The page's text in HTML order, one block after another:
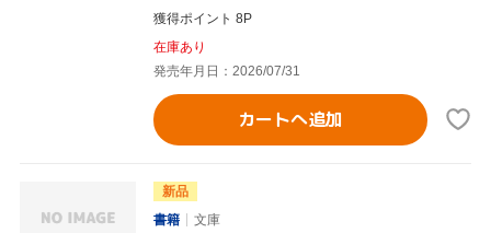
獲得ポイント 8P
在庫あり
発売年月日：2026/07/31
カートへ追加
新品
書籍
文庫